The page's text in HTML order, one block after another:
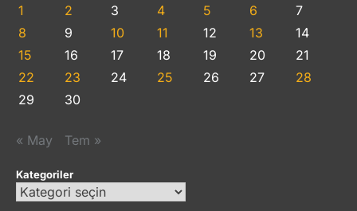
1
2 3 4 5 6
7
8
9 10 11 12 13
14
15
16 17 18 19 20
21
22
23 24 25 26 27
28
29
30
« May Tem »
Kategoriler
Kategoriler